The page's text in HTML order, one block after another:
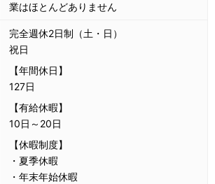
業はほとんどありません
完全週休2日制（土・日）
祝日
【年間休日】
127日
【有給休暇】
10日～20日
【休暇制度】
・夏季休暇
・年末年始休暇